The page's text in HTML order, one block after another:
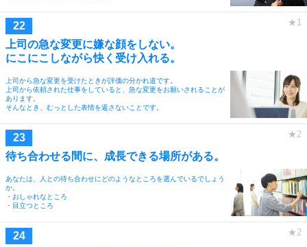
上司の急な変更に嫌な顔をしない。
にこにこしながら快く受け入れる。
上司から急な変更を受けたときが評価の分かれ道です。
上司から依頼された仕事をしていると、急な変更をお願いされることが
あります。
そんなとき、むっとした表情を返さないことです。
待ち合わせる間に、成長できる場所がある。
あなたは、人との待ち合わせにどのようなところを選んでいるでしょう
か。
・おしゃれなところ
・目立つところ